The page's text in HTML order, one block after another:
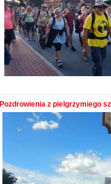
Pozdrowienia z pielgrzymiego